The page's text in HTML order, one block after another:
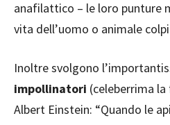
anafilattico – le loro punture
vita dell’uomo o animale
Inoltre svolgono
impollinatori (celeberrima
Albert Einstein: “Quando le